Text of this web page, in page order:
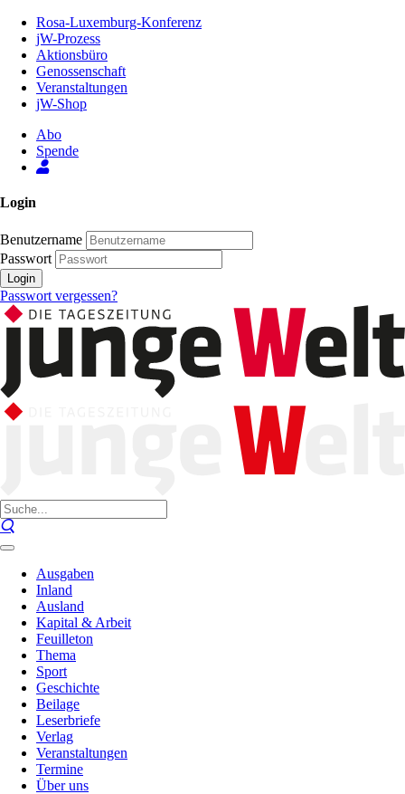
Inhalt
Seite
Rosa-Luxemburg-Konferenz
jW-Prozess
Aktionsbüro
Genossenschaft
Veranstaltungen
jW-Shop
Abo
Spende
Login
Benutzername
Passwort
Login
Passwort vergessen?
Ausgaben
Inland
Ausland
Kapital & Arbeit
Feuilleton
Thema
Sport
Geschichte
Beilage
Leserbriefe
Verlag
Veranstaltungen
Termine
Über uns